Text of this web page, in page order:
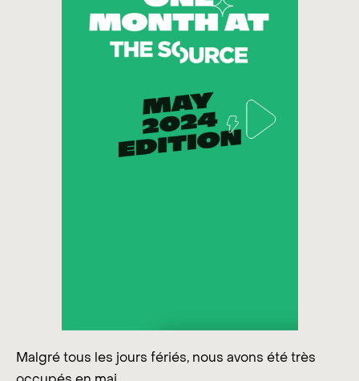
Malgré tous les jours fériés, nous avons été très